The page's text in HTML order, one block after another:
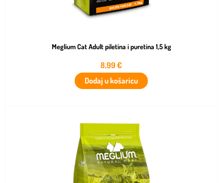
Meglium Cat Adult piletina i puretina 1,5 kg
8,99€
Dodaj u košaricu